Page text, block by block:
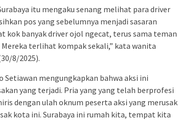
itu mengaku senang melihat para driver
pos yang sebelumnya menjadi sasaran
kok banyak driver ojol ngecat, terus sama teman
terlihat kompak sekali,” kata wanita
8/2025).
mengungkapkan bahwa aksi ini
yang terjadi. Pria yang yang telah berprofesi
dengan ulah oknum peserta aksi yang merusak
kota ini. Surabaya ini rumah kita, tempat kita